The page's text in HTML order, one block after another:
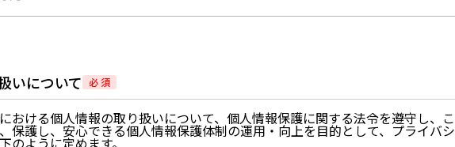
いについて 必 須
おける個人情報の取り扱いについて、個人情報保護に関する法令を遵守し、こ
保護し、安心できる個人情報保護体制の運用・向上を目的として、プライバシ
のように定めます。